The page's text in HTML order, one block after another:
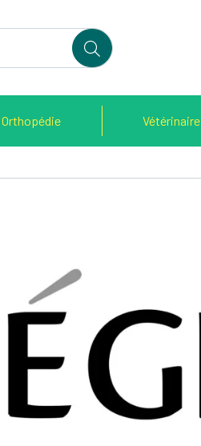
Orthopédie Vétérinaire